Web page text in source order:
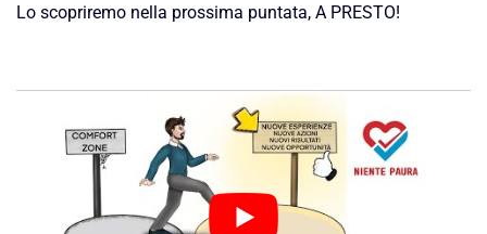
Lo scopriremo nella prossima puntata, A PRESTO!